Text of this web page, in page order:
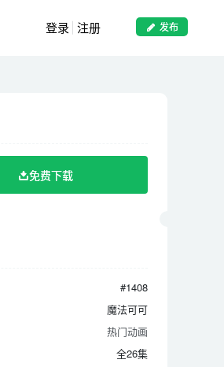
发布
登录 注册
免费下载
魔法可可
热门动画
全26集
3-6岁, 7-10岁
免费下载
#1408
魔法可可
热门动画
全26集